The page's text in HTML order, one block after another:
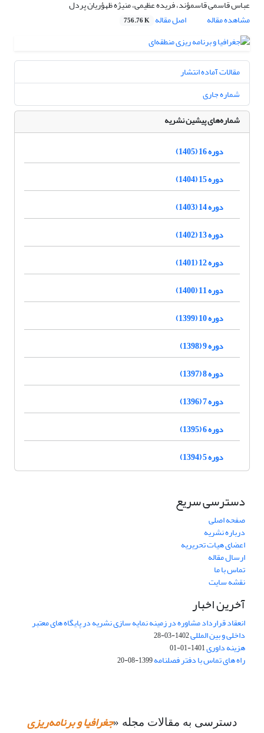
عباس قاسمی قاسمؤند، فریده عظیمی، منیژه ظهؤریان پردل
مشاهده مقاله
اصل مقاله 756.76 K
مقالات آماده انتشار
شماره جاری
شماره‌های پیشین نشریه
دوره 16 (1405)
دوره 15 (1404)
دوره 14 (1403)
دوره 13 (1402)
دوره 12 (1401)
دوره 11 (1400)
دوره 10 (1399)
دوره 9 (1398)
دوره 8 (1397)
دوره 7 (1396)
دوره 6 (1395)
دوره 5 (1394)
دسترسی سریع
صفحه اصلی
درباره نشریه
اعضای هیات تحریریه
ارسال مقاله
تماس با ما
نقشه سایت
آخرین اخبار
انعقاد قرارداد مشاوره در زمینه نمایه سازی نشریه در پایگاه های معتبر
داخلی و بین المللی1402-03-28
هزینه داوری1401-01-01
راه های تماس با دفتر فصلنامه1399-08-20
دسترسی به مقالات مجله «جغرافیا و برنامه‌ریزی